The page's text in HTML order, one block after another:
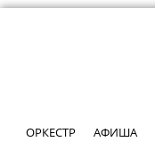
ОРКЕСТР АФИША